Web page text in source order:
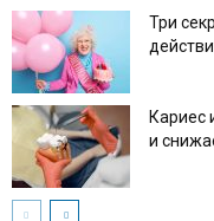
Три
Кариес
и